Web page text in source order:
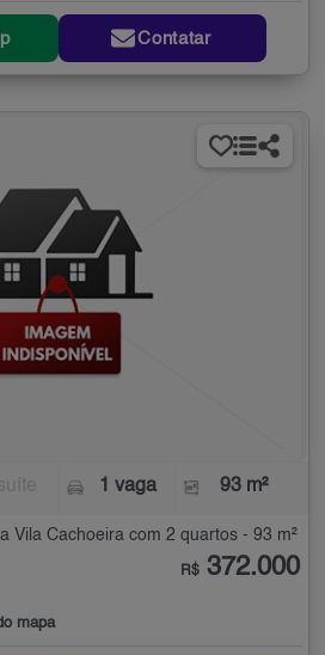
Contatar
1 vaga 93 m²
Vila Cachoeira com 2 quartos - 93 m²
mapa
R$ 372.000